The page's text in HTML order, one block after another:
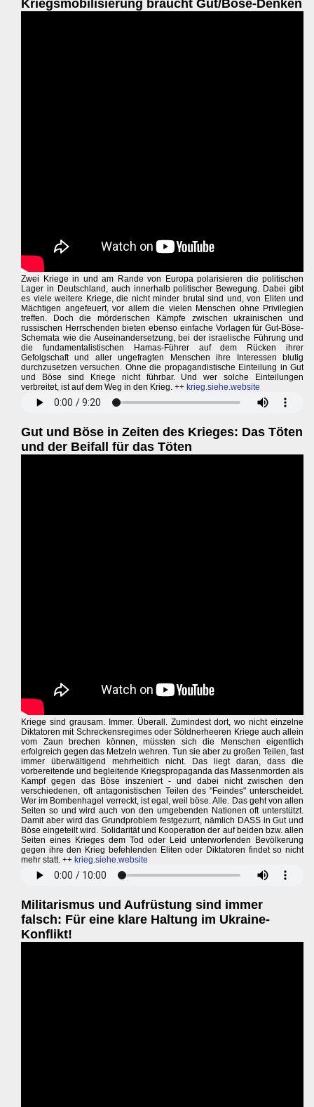
Kriegsmobilisierung braucht Gut/Böse-Denken
Zwei Kriege in und am Rande von Europa polarisieren die politischen
Lager in Deutschland, auch innerhalb politischer Bewegung. Dabei gibt
es viele weitere Kriege, die nicht minder brutal sind und, von Eliten und
Mächtigen angefeuert, vor allem die vielen Menschen ohne Privilegien
treffen. Doch die mörderischen Kämpfe zwischen ukrainischen und
russischen Herrschenden bieten ebenso einfache Vorlagen für Gut-Böse-
Schemata wie die Auseinandersetzung, bei der israelische Führung und
die fundamentalistischen Hamas-Führer auf dem Rücken ihrer
Gefolgschaft und aller ungefragten Menschen ihre Interessen blutig
durchzusetzen versuchen. Ohne die propagandistische Einteilung in Gut
und Böse sind Kriege nicht führbar. Und wer solche Einteilungen
verbreitet, ist auf dem Weg in den Krieg. ++ krieg.siehe.website
Gut und Böse in Zeiten des Krieges: Das Töten
und der Beifall für das Töten
Kriege sind grausam. Immer. Überall. Zumindest dort, wo nicht einzelne
Diktatoren mit Schreckensregimes oder Söldnerheeren Kriege auch allein
vom Zaun brechen können, müssten sich die Menschen eigentlich
erfolgreich gegen das Metzeln wehren. Tun sie aber zu großen Teilen, fast
immer überwältigend mehrheitlich nicht. Das liegt daran, dass die
vorbereitende und begleitende Kriegspropaganda das Massenmorden als
Kampf gegen das Böse inszeniert - und dabei nicht zwischen den
verschiedenen, oft antagonistischen Teilen des "Feindes" unterscheidet.
Wer im Bombenhagel verreckt, ist egal, weil böse. Alle. Das geht von allen
Seiten so und wird auch von den umgebenden Nationen oft unterstützt.
Damit aber wird das Grundproblem festgezurrt, nämlich DASS in Gut und
Böse eingeteilt wird. Solidarität und Kooperation der auf beiden bzw. allen
Seiten eines Krieges dem Tod oder Leid unterworfenden Bevölkerung
gegen ihre den Krieg befehlenden Eliten oder Diktatoren findet so nicht
mehr statt. ++ krieg.siehe.website
Militarismus und Aufrüstung sind immer
falsch: Für eine klare Haltung im Ukraine-
Konflikt!